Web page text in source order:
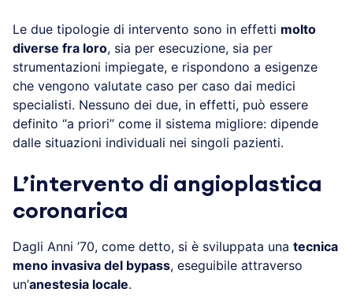
Le due tipologie di intervento sono in effetti molto
diverse fra loro, sia per esecuzione, sia per
strumentazioni impiegate, e rispondono a esigenze
che vengono valutate caso per caso dai medici
specialisti. Nessuno dei due, in effetti, può essere
definito “a priori” come il sistema migliore: dipende
dalle situazioni individuali nei singoli pazienti.
L’intervento di angioplastica
coronarica
Dagli Anni ’70, come detto, si è sviluppata una tecnica
meno invasiva del bypass, eseguibile attraverso
un’anestesia locale.